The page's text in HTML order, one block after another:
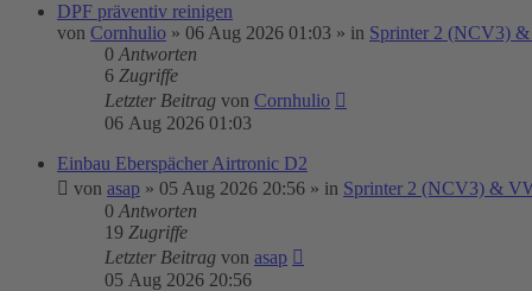
DPF präventiv reinigen
von Cornhulio » 06 Aug 2026 01:03 » in Sprinter 2 (NCV3)
0 Antworten
6 Zugriffe
Letzter Beitrag von Cornhulio
06 Aug 2026 01:03
Einbau Eberspächer Airtronic D2
von asap » 05 Aug 2026 20:56 » in Sprinter 2 (NCV3) &
0 Antworten
19 Zugriffe
Letzter Beitrag von asap
05 Aug 2026 20:56